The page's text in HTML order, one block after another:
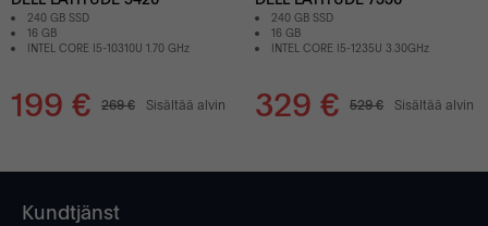
240 GB SSD
16 GB
INTEL CORE I5-10310U 1.70 GHz
199 € 269 € Sisältää alvin
240 GB SSD
16 GB
INTEL CORE I5-1235U 3.30GHz
329 € 529 € Sisältää alvin
Kundtjänst